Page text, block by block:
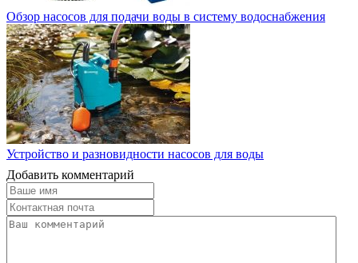
Обзор насосов для подачи воды в систему водоснабжения
Устройство и разновидности насосов для воды
Добавить комментарий